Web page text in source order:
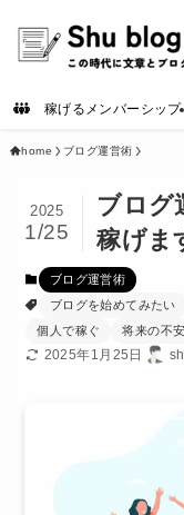
稼げるメンバーシップ
home ブログ運営術
ブログ
稼げま
2025
1/25
ブログ運営術
ブログを始めてみたい
個人で稼ぐ
将来の不安
2025年1月25日